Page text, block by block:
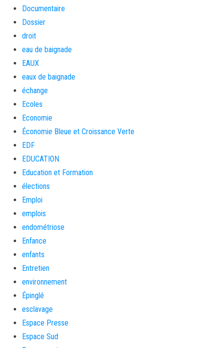
Documentaire
Dossier
droit
eau de baignade
EAUX
eaux de baignade
échange
Ecoles
Economie
Économie Bleue et Croissance Verte
EDF
EDUCATION
Education et Formation
élections
Emploi
emplois
endométriose
Enfance
enfants
Entretien
environnement
Épinglé
esclavage
Espace Presse
Espace Sud